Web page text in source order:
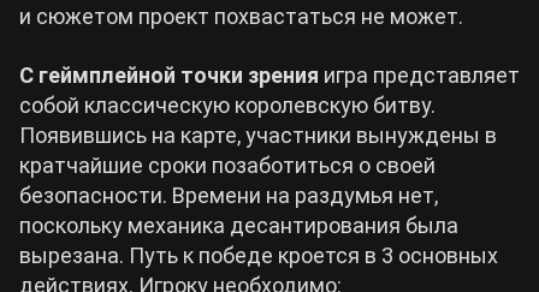
и сюжетом проект похвастаться не может.
С геймплейной точки зрения игра представляет
собой классическую королевскую битву.
Появившись на карте, участники вынуждены в
кратчайшие сроки позаботиться о своей
безопасности. Времени на раздумья нет,
поскольку механика десантирования была
вырезана. Путь к победе кроется в 3 основных
действиях. Игроку необходимо: